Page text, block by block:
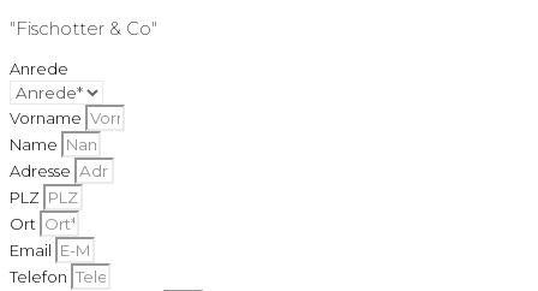
"Fischotter & Co"
Anrede
Vorname
Name
Adresse
PLZ
Ort
Email
Telefon